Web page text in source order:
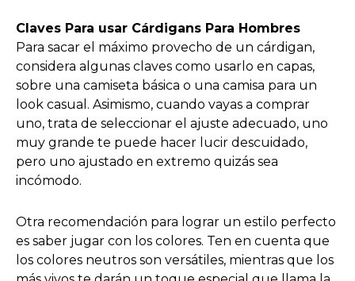
Claves Para usar Cárdigans Para Hombres
Para sacar el máximo provecho de un cárdigan,
considera algunas claves como usarlo en capas,
sobre una camiseta básica o una camisa para un
look casual. Asimismo, cuando vayas a comprar
uno, trata de seleccionar el ajuste adecuado, uno
muy grande te puede hacer lucir descuidado,
pero uno ajustado en extremo quizás sea
incómodo.
Otra recomendación para lograr un estilo perfecto
es saber jugar con los colores. Ten en cuenta que
los colores neutros son versátiles, mientras que los